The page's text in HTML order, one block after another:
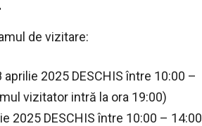
de vizitare:
aprilie 2025 DESCHIS între 10:00 –
vizitator intră la ora 19:00)
2025 DESCHIS între 10:00 – 14:00